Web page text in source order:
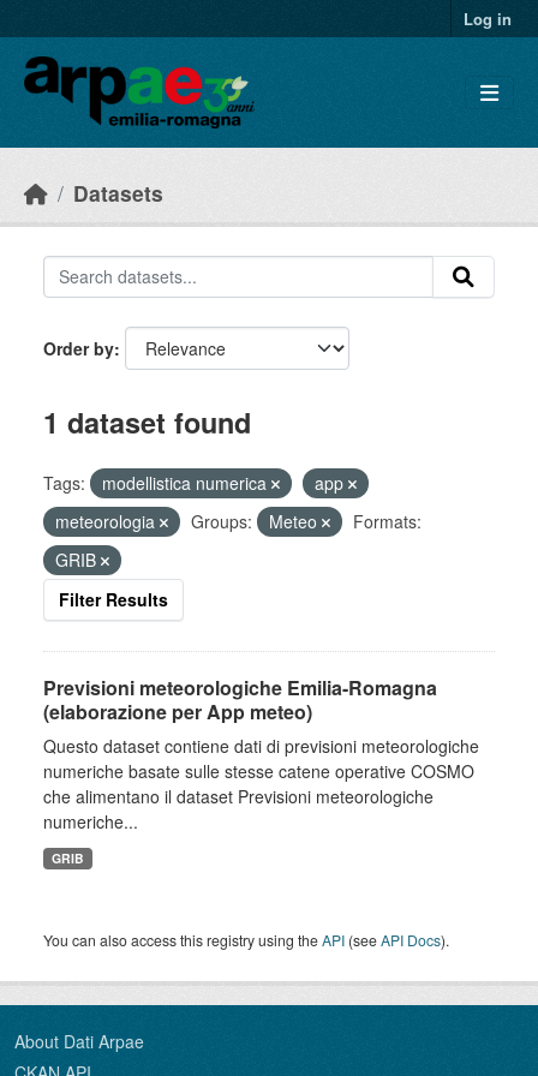
Log in
Datasets
Order by
1 dataset found
Tags: modellistica numerica
app
meteorologia
Groups: Meteo
Formats:
GRIB
Filter Results
Previsioni meteorologiche Emilia-Romagna
(elaborazione per App meteo)
Questo dataset contiene dati di previsioni meteorologiche
numeriche basate sulle stesse catene operative COSMO
che alimentano il dataset Previsioni meteorologiche
numeriche...
GRIB
You can also access this registry using theAPI (seeAPI Docs).
About Dati Arpae